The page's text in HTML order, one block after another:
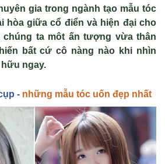
gia trong ngành tạo mẫu tóc
hòa giữa cổ điển và hiện đại cho
chúng ta môt ấn tượng vừa thân
bất cứ cô nàng nào khi nhìn
ngay.
- những mẫu tóc uốn đẹp nhất